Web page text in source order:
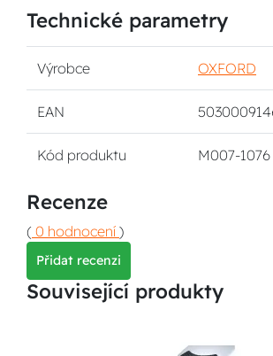
Technické parametry
Výrobce OXFORD
EAN
Kód produktu M007-1076
Recenze
( 0 hodnocení )
Přidat recenzi
Související produkty